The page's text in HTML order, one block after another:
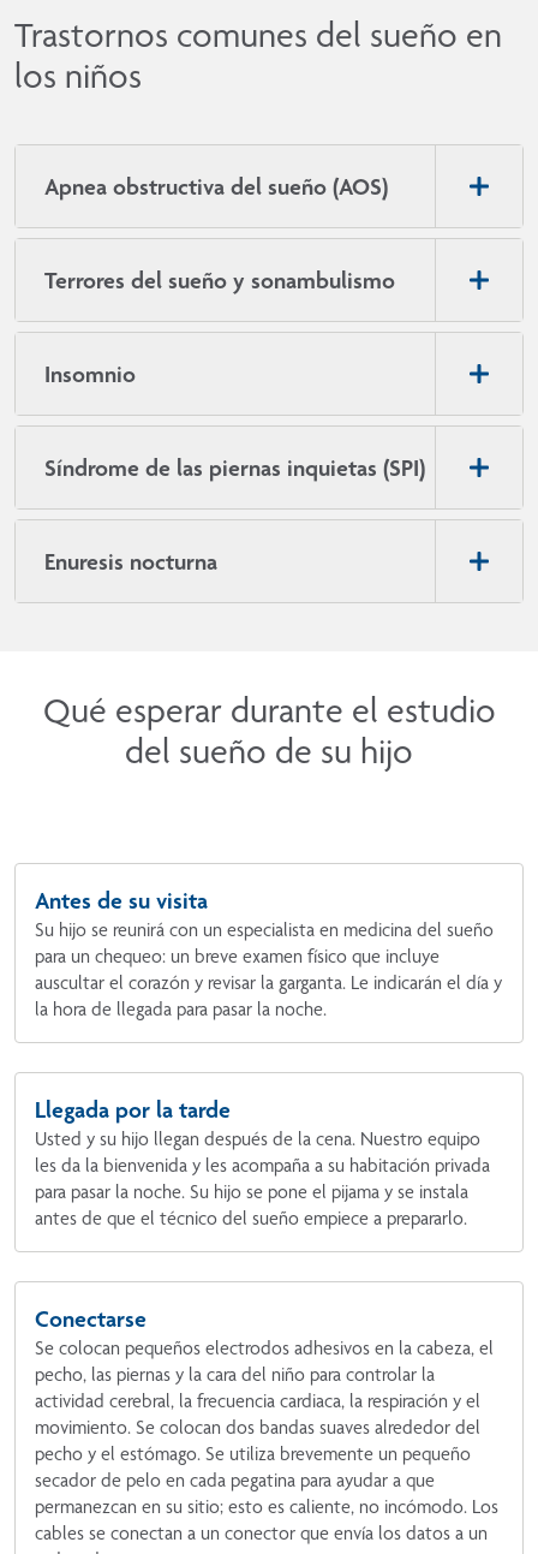
Trastornos comunes del sueño en
los niños
Apnea obstructiva del sueño (AOS)
Terrores del sueño y sonambulismo
Insomnio
Síndrome de las piernas inquietas (SPI)
Enuresis nocturna
Qué esperar durante el estudio
del sueño de su hijo
Antes de su visita
Su hijo se reunirá con un especialista en medicina del sueño
para un chequeo: un breve examen físico que incluye
auscultar el corazón y revisar la garganta. Le indicarán el día y
la hora de llegada para pasar la noche.
Llegada por la tarde
Usted y su hijo llegan después de la cena. Nuestro equipo
les da la bienvenida y les acompaña a su habitación privada
para pasar la noche. Su hijo se pone el pijama y se instala
antes de que el técnico del sueño empiece a prepararlo.
Conectarse
Se colocan pequeños electrodos adhesivos en la cabeza, el
pecho, las piernas y la cara del niño para controlar la
actividad cerebral, la frecuencia cardiaca, la respiración y el
movimiento. Se colocan dos bandas suaves alrededor del
pecho y el estómago. Se utiliza brevemente un pequeño
secador de pelo en cada pegatina para ayudar a que
permanezcan en su sitio; esto es caliente, no incómodo. Los
cables se conectan a un conector que envía los datos a un